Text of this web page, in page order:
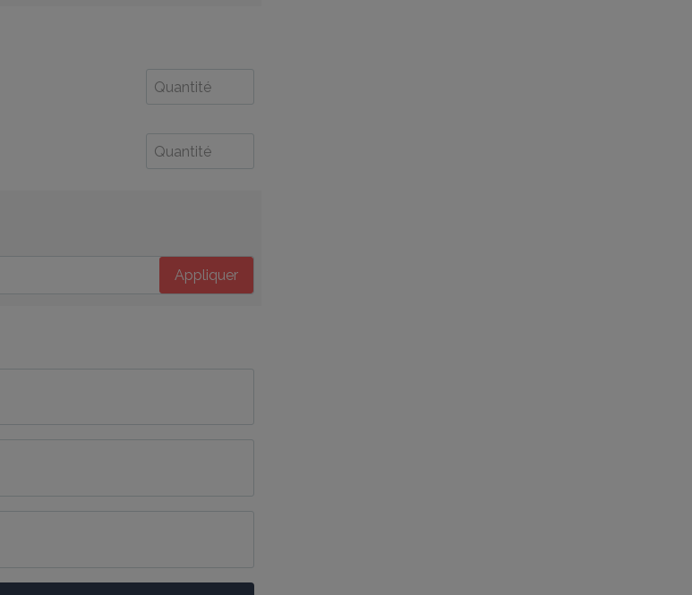
Appliquer